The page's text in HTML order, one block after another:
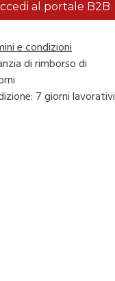
al portale B2B
e condizioni
di rimborso di
7 giorni lavorativi